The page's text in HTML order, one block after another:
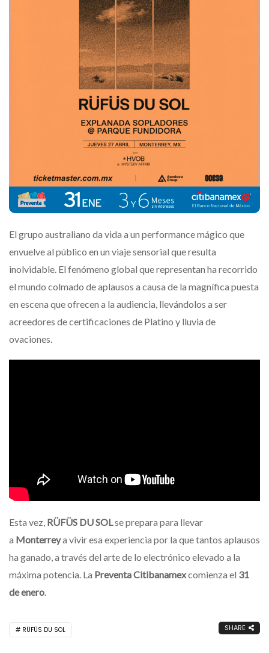
El grupo australiano da vida a un performance mágico que
envuelve al público en un viaje sensorial que resulta
inolvidable. El fenómeno global que representan ha recorrido
el mundo colmado de aplausos a causa de la magnífica puesta
en escena que ofrecen a la audiencia, llevándolos a ser
acreedores de certificaciones de Platino y lluvia de
ovaciones.
Esta vez, RÜFÜS DU SOLse prepara para llevar
a Monterreya vivir esa experiencia por la que tantos aplausos
ha ganado, a través del arte de lo electrónico elevado a la
máxima potencia. La Preventa Citibanamexcomienza el 31
de enero.
RÜFÜS DU SOL SHARE